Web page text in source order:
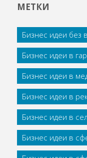
МЕТКИ
Бизнес идеи без
Бизнес идеи в
Бизнес идеи в
Бизнес идеи в
Бизнес идеи в
Бизнес идеи в